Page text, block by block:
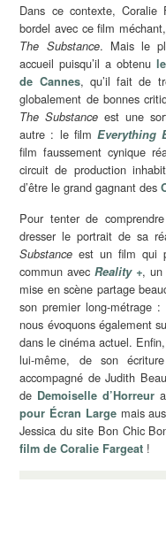
Dans ce contexte,
bordel avec ce film
The Substance. Mais le
accueil puisqu’il a obtenu
de Cannes, qu’il fait de
globalement de bonnes
The Substance est une
autre : le film Everything
film faussement cynique
circuit de production
d’être le grand gagnant des
Pour tenter de
dresser le portrait de sa
Substance est un film qui
commun avecReality +, un
mise en scène partage
son premier long-métrage :
nous évoquons également
dans le cinéma actuel.
lui-même, de son
accompagné de Judith
de Demoiselle d’Horreur
pour Écran Largemais
Jessica du site Bon Chic
film de Coralie Fargeat !